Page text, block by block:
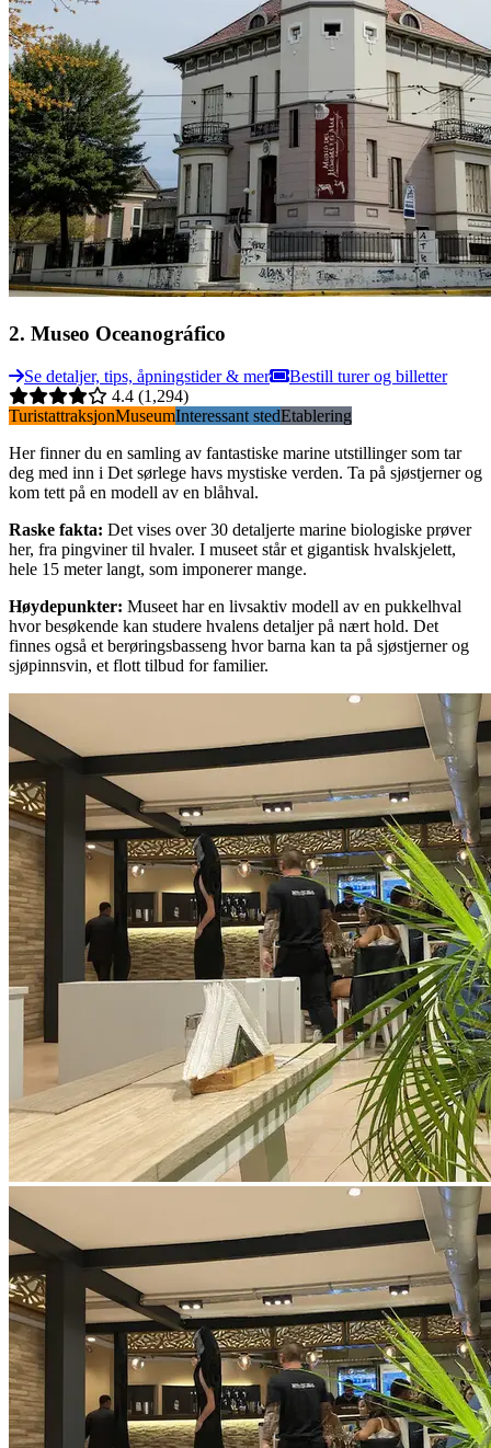
2. Museo Oceanográfico
Se detaljer, tips, åpningstider & mer
Bestill turer og billetter
4.4 (1,294)
TuristattraksjonMuseumInteressant stedEtablering
Her finner du en samling av fantastiske marine utstillinger som tar
deg med inn i Det sørlege havs mystiske verden. Ta på sjøstjerner og
kom tett på en modell av en blåhval.
Raske fakta: Det vises over 30 detaljerte marine biologiske prøver
her, fra pingviner til hvaler. I museet står et gigantisk hvalskjelett,
hele 15 meter langt, som imponerer mange.
Høydepunkter: Museet har en livsaktiv modell av en pukkelhval
hvor besøkende kan studere hvalens detaljer på nært hold. Det
finnes også et berøringsbasseng hvor barna kan ta på sjøstjerner og
sjøpinnsvin, et flott tilbud for familier.